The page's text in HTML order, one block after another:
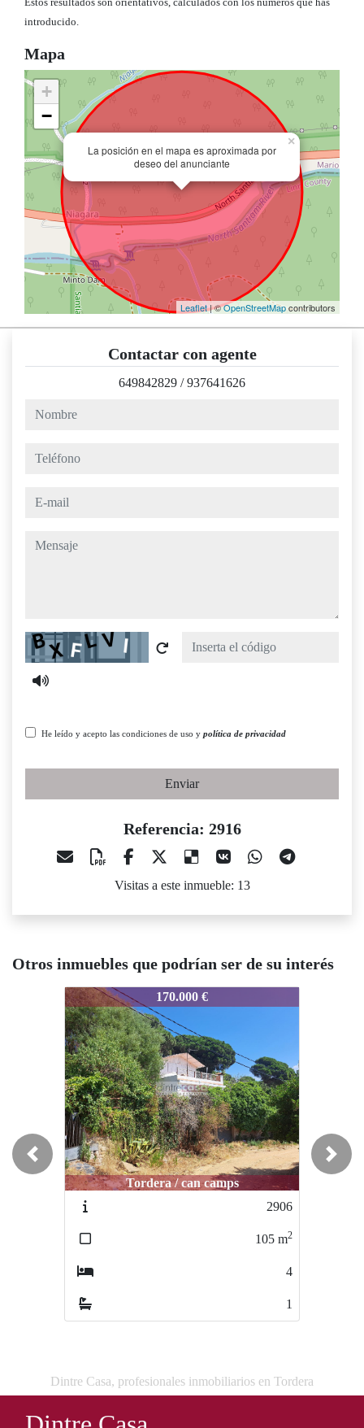
Estos resultados son orientativos, calculados con los números que has
introducido.
Mapa
La posición en el mapa es aproximada por
deseo del anunciante
×
+
−
Leaflet| ©OpenStreetMapcontributors
Contactar con agente
649842829 /937641626
nombre
teléfono
e-mail
mensaje
Captcha
He leído y acepto las condiciones de uso y política de privacidad
Enviar
Referencia: 2916
Visitas a este inmueble: 13
Otros inmuebles que podrían ser de su interés
170.000 €
Tordera / can camps
2
2916 275.000 €
Tordera / centro
Previous Next
Dintre Casa, profesionales inmobiliarios en Tordera